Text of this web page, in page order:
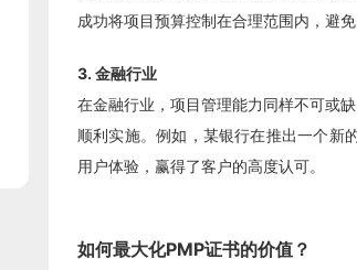
成功将项目预算控制在合理范围内，避免
3. 金融行业
在金融行业，项目管理能力同样不可或
顺利实施。例如，某银行在推出一个新
用户体验，赢得了客户的高度认可。
如何最大化PMP证书的价值？